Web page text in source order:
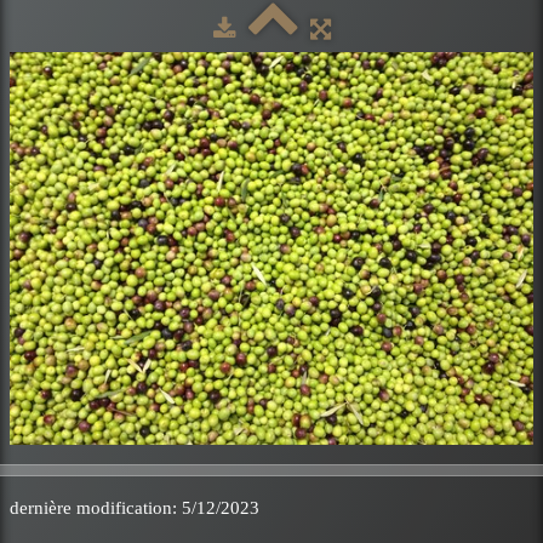
dernière modification: 5/12/2023